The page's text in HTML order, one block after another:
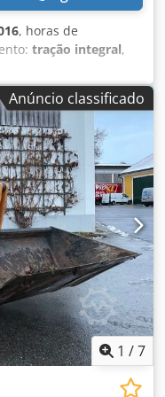
, horas de
tração integral,
Telefone · Telemóvel
4x4 tração total *
de fabrico: 2016 * Nº
190 * Peso próprio:
11.604 * 3
* Todas as
Anúncio classificado
1 /7